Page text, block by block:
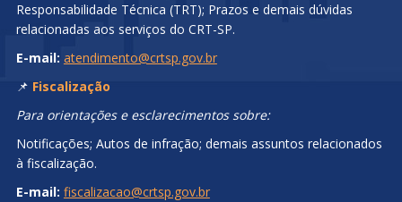
Responsabilidade Técnica (TRT); Prazos e demais dúvidas
relacionadas aos serviços do CRT-SP.
E-mail: atendimento@crtsp.gov.br
📌 Fiscalização
Para orientações e esclarecimentos sobre:
Notificações; Autos de infração; demais assuntos relacionados
à fiscalização.
E-mail: fiscalizacao@crtsp.gov.br